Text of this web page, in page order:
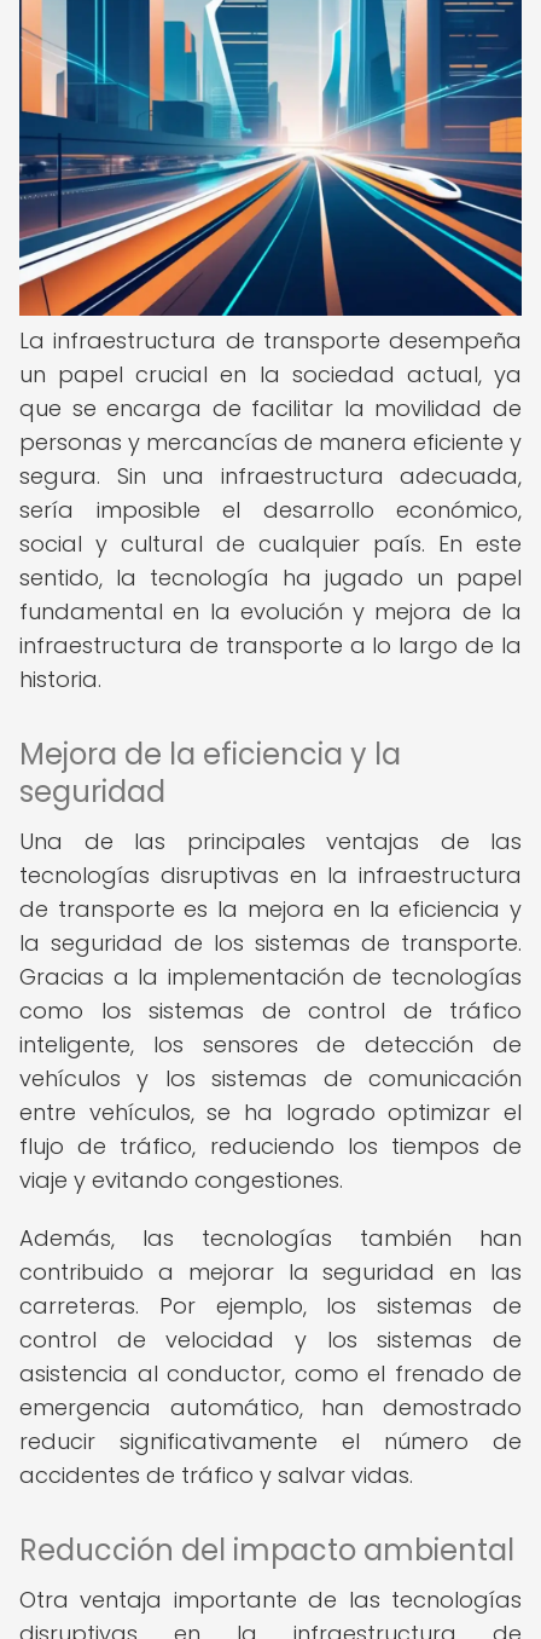
La infraestructura de transporte desempeña
un papel crucial en la sociedad actual, ya
que se encarga de facilitar la movilidad de
personas y mercancías de manera eficiente y
segura. Sin una infraestructura adecuada,
sería imposible el desarrollo económico,
social y cultural de cualquier país. En este
sentido, la tecnología ha jugado un papel
fundamental en la evolución y mejora de la
infraestructura de transporte a lo largo de la
historia.
Mejora de la eficiencia y la
seguridad
Una de las principales ventajas de las
tecnologías disruptivas en la infraestructura
de transporte es la mejora en la eficiencia y
la seguridad de los sistemas de transporte.
Gracias a la implementación de tecnologías
como los sistemas de control de tráfico
inteligente, los sensores de detección de
vehículos y los sistemas de comunicación
entre vehículos, se ha logrado optimizar el
flujo de tráfico, reduciendo los tiempos de
viaje y evitando congestiones.
Además, las tecnologías también han
contribuido a mejorar la seguridad en las
carreteras. Por ejemplo, los sistemas de
control de velocidad y los sistemas de
asistencia al conductor, como el frenado de
emergencia automático, han demostrado
reducir significativamente el número de
accidentes de tráfico y salvar vidas.
Reducción del impacto ambiental
Otra ventaja importante de las tecnologías